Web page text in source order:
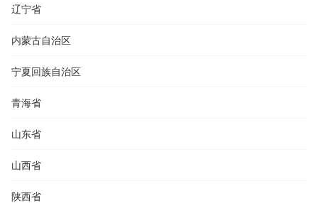
辽宁省
内蒙古自治区
宁夏回族自治区
青海省
山东省
山西省
陕西省